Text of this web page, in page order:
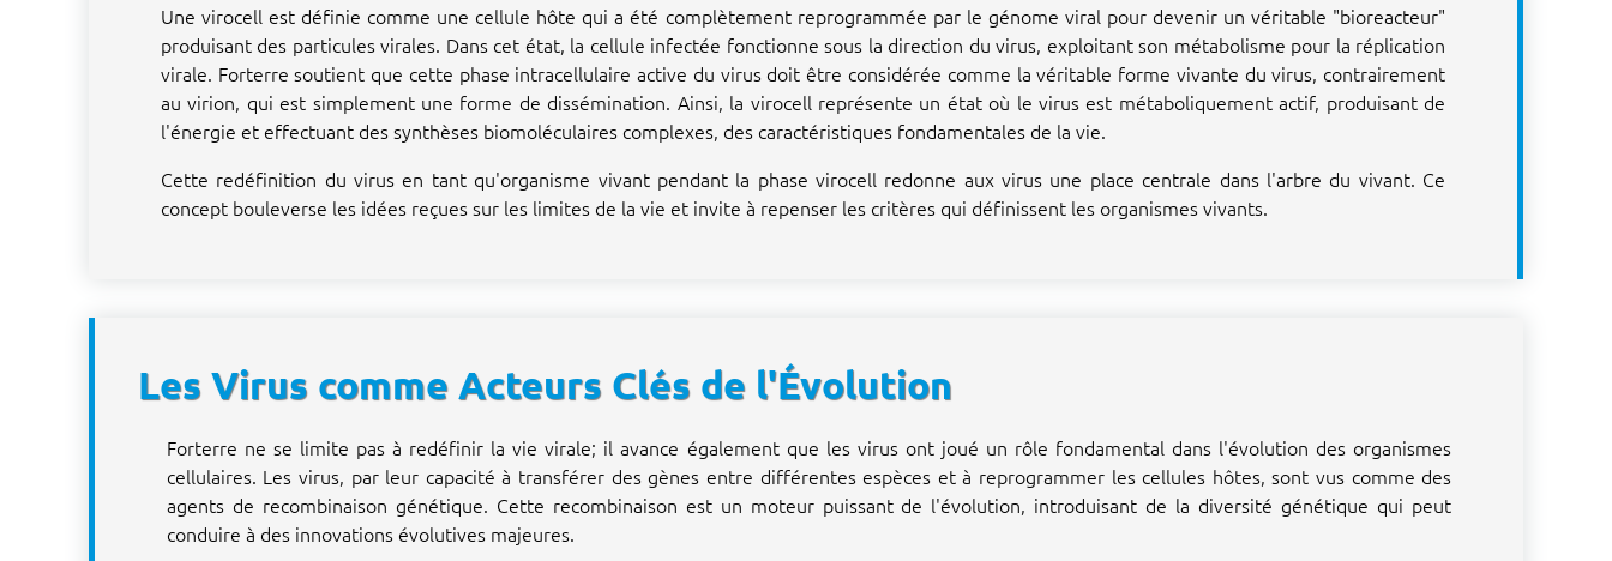
Une virocell est définie comme une cellule hôte qui a été complètement reprogrammée par le génome viral pour devenir un véritable "bioreacteur"
produisant des particules virales. Dans cet état, la cellule infectée fonctionne sous la direction du virus, exploitant son métabolisme pour la réplication
virale. Forterre soutient que cette phase intracellulaire active du virus doit être considérée comme la véritable forme vivante du virus, contrairement
au virion, qui est simplement une forme de dissémination. Ainsi, la virocell représente un état où le virus est métaboliquement actif, produisant de
l'énergie et effectuant des synthèses biomoléculaires complexes, des caractéristiques fondamentales de la vie.
Cette redéfinition du virus en tant qu'organisme vivant pendant la phase virocell redonne aux virus une place centrale dans l'arbre du vivant. Ce
concept bouleverse les idées reçues sur les limites de la vie et invite à repenser les critères qui définissent les organismes vivants.
Les Virus comme Acteurs Clés de l'Évolution
Forterre ne se limite pas à redéfinir la vie virale; il avance également que les virus ont joué un rôle fondamental dans l'évolution des organismes
cellulaires. Les virus, par leur capacité à transférer des gènes entre différentes espèces et à reprogrammer les cellules hôtes, sont vus comme des
agents de recombinaison génétique. Cette recombinaison est un moteur puissant de l'évolution, introduisant de la diversité génétique qui peut
conduire à des innovations évolutives majeures.